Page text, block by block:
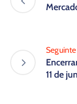
Seguinte
11 de